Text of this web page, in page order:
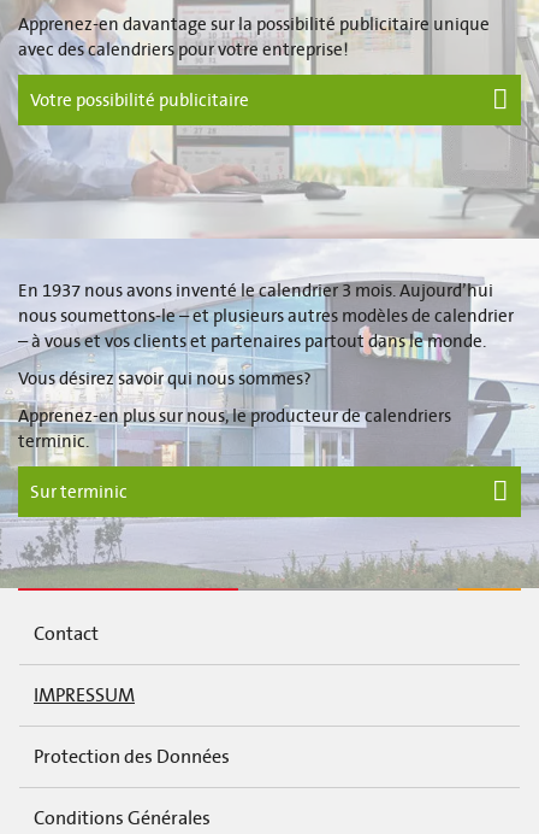
Apprenez-en davantage sur la possibilité publicitaire unique
avec des calendriers pour votre entreprise!
Votre possibilité publicitaire
En 1937 nous avons inventé le calendrier 3 mois. Aujourd’hui
nous soumettons-le – et plusieurs autres modèles de calendrier
– à vous et vos clients et partenaires partout dans le monde.
Vous désirez savoir qui nous sommes?
Apprenez-en plus sur nous, le producteur de calendriers
terminic.
Sur terminic
Contact
IMPRESSUM
Protection des Données
Conditions Générales